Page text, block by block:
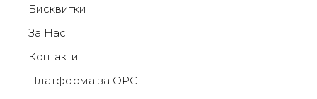
Бисквитки
За Нас
Контакти
Платформа за ОРС